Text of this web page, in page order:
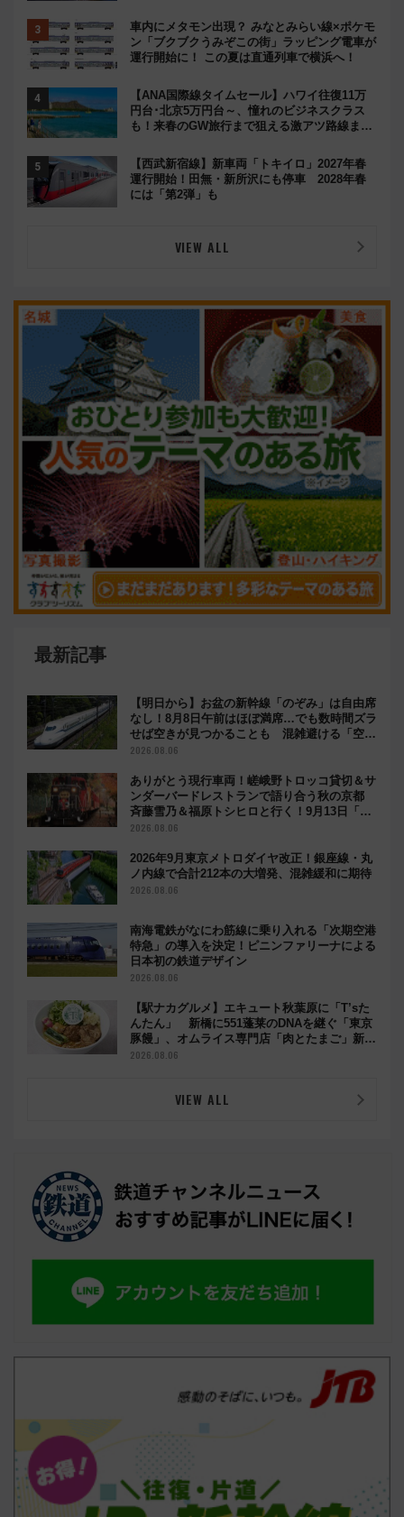
車内にメタモン出現？ みなとみらい線×ポケモ
ン「ブクブクうみぞこの街」ラッピング電車が
運行開始に！ この夏は直通列車で横浜へ！
【ANA国際線タイムセール】ハワイ往復11万
円台･北京5万円台～、憧れのビジネスクラス
も！来春のGW旅行まで狙える激アツ路線まと
【西武新宿線】新車両「トキイロ」2027年春
運行開始！田無・新所沢にも停車 2028年春
には「第2弾」も
VIEW ALL
最新記事
【明日から】お盆の新幹線「のぞみ」は自由席
なし！8月8日午前はほぼ満席…でも数時間ズラ
せば空きが見つかることも 混雑避ける「空
席」探しのコツ
2026.08.06
ありがとう現行車両！嵯峨野トロッコ貸切＆サ
ンダーバードレストランで語り合う秋の京都
斉藤雪乃＆福原トシヒロと行く！9月13日「京
都の鉄道満喫ツアー」開催
2026.08.06
2026年9月東京メトロダイヤ改正！銀座線・丸
ノ内線で合計212本の大増発、混雑緩和に期待
2026.08.06
南海電鉄がなにわ筋線に乗り入れる「次期空港
特急」の導入を決定！ピニンファリーナによる
日本初の鉄道デザイン
2026.08.06
【駅ナカグルメ】エキュート秋葉原に「T’sた
んたん」 新橋に551蓬莱のDNAを継ぐ「東京
豚饅」、オムライス専門店「肉とたまご」新グ
ルメ続々登場！【2026年8月】
2026.08.06
VIEW ALL